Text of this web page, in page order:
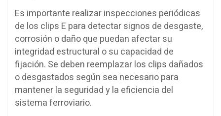
Es importante realizar inspecciones periódicas
de los clips E para detectar signos de desgaste,
corrosión o daño que puedan afectar su
integridad estructural o su capacidad de
fijación. Se deben reemplazar los clips dañados
o desgastados según sea necesario para
mantener la seguridad y la eficiencia del
sistema ferroviario.